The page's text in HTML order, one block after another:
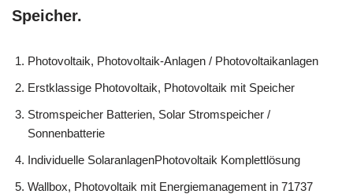
Speicher.
Photovoltaik, Photovoltaik-Anlagen / Photovoltaikanlagen
Erstklassige Photovoltaik, Photovoltaik mit Speicher
Stromspeicher Batterien, Solar Stromspeicher /
Sonnenbatterie
Individuelle SolaranlagenPhotovoltaik Komplettlösung
Wallbox, Photovoltaik mit Energiemanagement in 71737